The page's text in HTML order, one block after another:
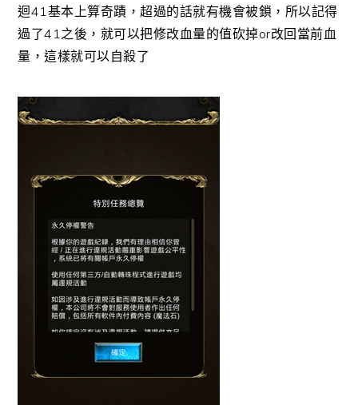
迴41基本上算奇蹟，超過的話就有機會被鎖，所以記得
過了41之後，就可以把修改血量的值砍掉or改回當前血
量，這樣就可以自殺了